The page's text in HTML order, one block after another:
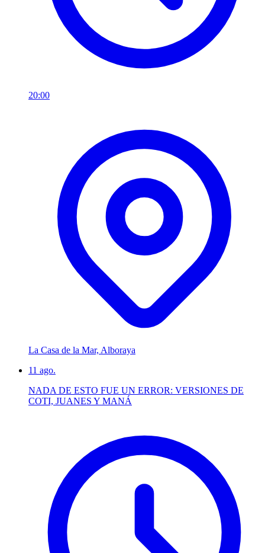
20:00
La Casa de la Mar, Alboraya
11 ago.
NADA DE ESTO FUE UN ERROR: VERSIONES DE
COTI, JUANES Y MANÁ